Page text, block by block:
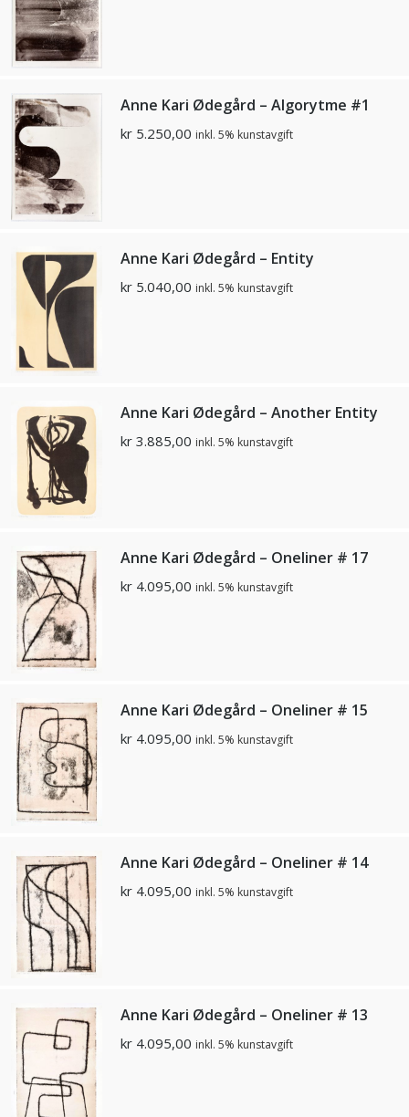
Anne Kari Ødegård – Algorytme #1
kr 5.250,00 inkl. 5% kunstavgift
Anne Kari Ødegård – Entity
kr 5.040,00 inkl. 5% kunstavgift
Anne Kari Ødegård – Another Entity
kr 3.885,00 inkl. 5% kunstavgift
Anne Kari Ødegård – Oneliner # 17
kr 4.095,00 inkl. 5% kunstavgift
Anne Kari Ødegård – Oneliner # 15
kr 4.095,00 inkl. 5% kunstavgift
Anne Kari Ødegård – Oneliner # 14
kr 4.095,00 inkl. 5% kunstavgift
Anne Kari Ødegård – Oneliner # 13
kr 4.095,00 inkl. 5% kunstavgift